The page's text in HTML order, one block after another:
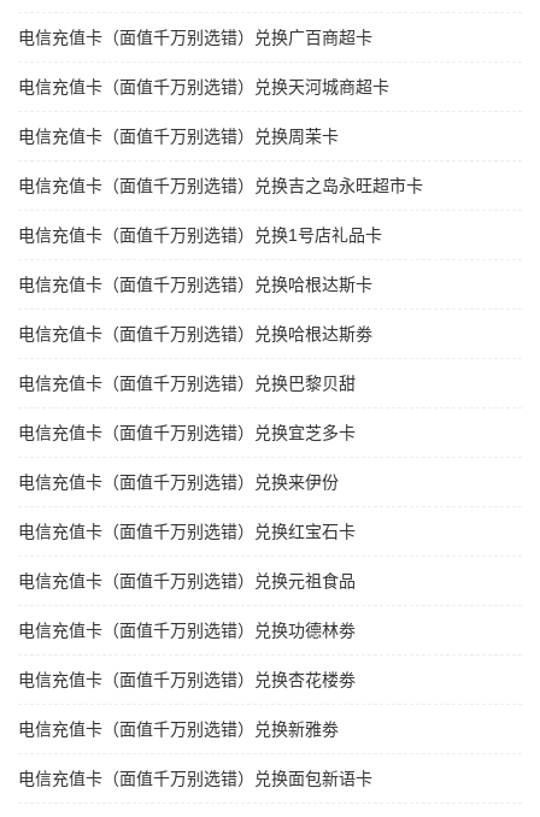
电信充值卡（面值千万别选错）兑换广百商超卡
电信充值卡（面值千万别选错）兑换天河城商超卡
电信充值卡（面值千万别选错）兑换周茉卡
电信充值卡（面值千万别选错）兑换吉之岛永旺超市卡
电信充值卡（面值千万别选错）兑换1号店礼品卡
电信充值卡（面值千万别选错）兑换哈根达斯卡
电信充值卡（面值千万别选错）兑换哈根达斯劵
电信充值卡（面值千万别选错）兑换巴黎贝甜
电信充值卡（面值千万别选错）兑换宜芝多卡
电信充值卡（面值千万别选错）兑换来伊份
电信充值卡（面值千万别选错）兑换红宝石卡
电信充值卡（面值千万别选错）兑换元祖食品
电信充值卡（面值千万别选错）兑换功德林劵
电信充值卡（面值千万别选错）兑换杏花楼劵
电信充值卡（面值千万别选错）兑换新雅劵
电信充值卡（面值千万别选错）兑换面包新语卡